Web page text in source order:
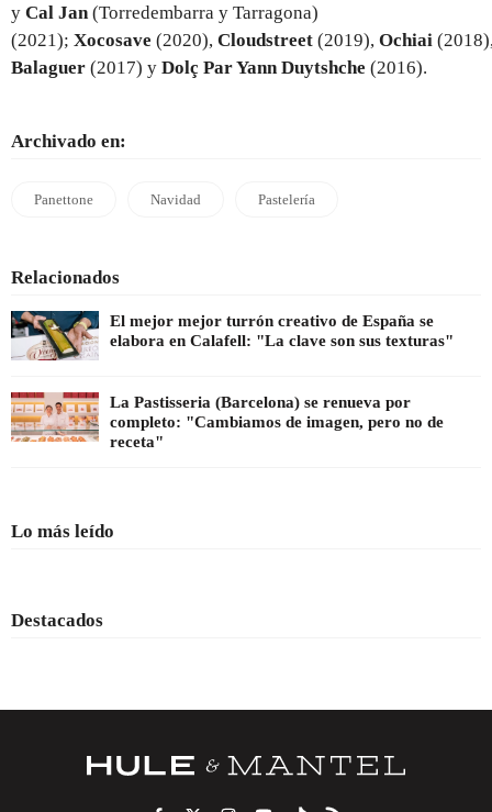
y Cal Jan (Torredembarra y Tarragona)
(2021); Xocosave (2020), Cloudstreet (2019), Ochiai
Balaguer (2017) y Dolç Par Yann Duytshche (2016).
Archivado en:
Panettone Navidad Pastelería
Relacionados
El mejor mejor turrón creativo de España se
elabora en Calafell: "La clave son sus texturas"
La Pastisseria (Barcelona) se renueva por
completo: "Cambiamos de imagen, pero no de
receta"
Lo más leído
Destacados